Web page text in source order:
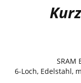
SRAM
6-Loch, Edelstahl,